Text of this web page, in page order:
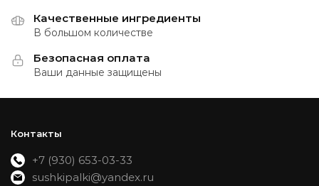
Качественные ингредиенты
В большом количестве
Безопасная оплата
Ваши данные защищены
Контакты
+7 (930) 653-03-33
sushkipalki@yandex.ru